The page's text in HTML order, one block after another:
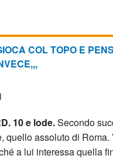
COL TOPO E
10 e lode.Secondo
quello assoluto di
a lui interessa quella